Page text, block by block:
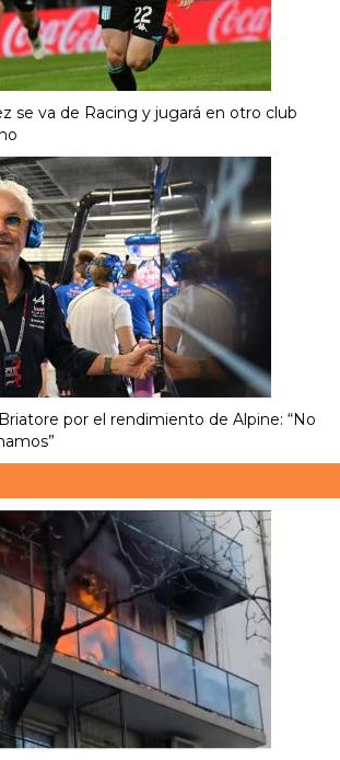
se va de Racing y jugará en otro club
por el rendimiento de Alpine: “No